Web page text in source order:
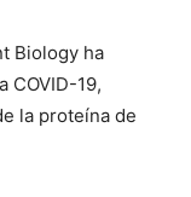
Biology ha
COVID-19,
la proteína de